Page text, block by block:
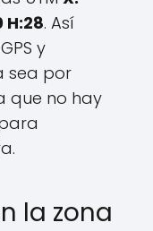
H:28. Así
y
sea por
que no hay
la zona